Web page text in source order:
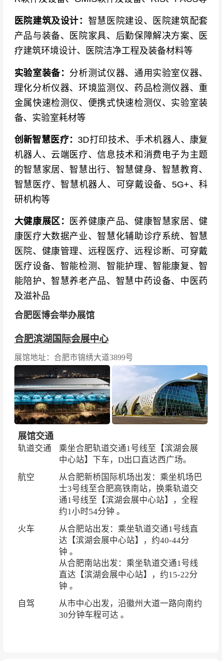
医院建筑及设计： 智慧医院建设、医院建筑配套
产品与装备、医院家具、后勤保障解决方案、医
疗建筑环境设计、医院洁净工程及装备材料等
实验室装备： 分析测试仪器、通用实验室仪器、
理化分析仪器、环境监测仪、药品检测仪器、重
金属快速检测仪、便携式快速检测仪、实验室装
备、实验室耗材等
创新智慧医疗：3D打印技术、手术机器人、康复
机器人、云端医疗、信息技术和消费电子为主题
的智慧家居、智慧出行、智慧健身、智慧教育、
智慧医疗、智慧机器人、可穿戴设备、5G+、科
研机构等
大健康展区：
医养健康产品、健康智慧家居、健
康医疗大数据产业、智慧化辅助诊疗系统、智慧
医院、健康管理、远程医疗、远程诊断、可穿戴
医疗设备、智能检测、智能护理、智能康复、智
能陪护、智慧养老产品、智慧中药设备、中医药
及滋补品
合肥医博会举办展馆
合肥滨湖国际会展中心
展馆地址：合肥市锦绣大道3899号
展馆交通
轨道交通
乘坐合肥轨道交通1号线至【滨湖会展
中心站】下车，D出口直达西广场。
航空
从合肥新桥国际机场出发：乘坐机场巴
士3号线至合肥高铁南站，换乘轨道交
通1号线至【滨湖会展中心站】，全程
约1小时54分钟 。
火车
从合肥站出发：乘坐轨道交通1号线直
达【滨湖会展中心站】，约40-44分
钟 。
从合肥南站出发：乘坐轨道交通1号线
直达【滨湖会展中心站】，约15-22分
钟 。
自驾
从市中心出发，沿徽州大道一路向南约
30分钟车程可达 。